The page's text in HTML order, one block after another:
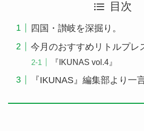
目次
四国・讃岐を深掘り。
今月のおすすめリトルプレ
『IKUNAS vol.4』
『IKUNAS』編集部より一